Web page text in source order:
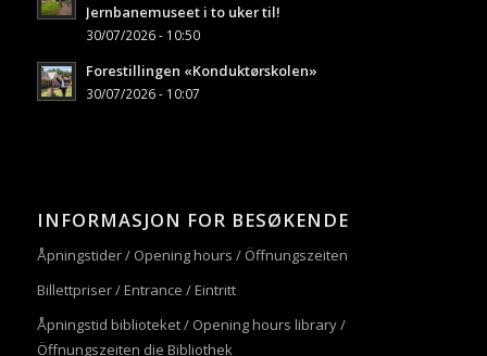
Jernbanemuseet i to uker til!
30/07/2026 - 10:50
Forestillingen «Konduktørskolen»
30/07/2026 - 10:07
INFORMASJON FOR BESØKENDE
Åpningstider / Opening hours / Öffnungszeiten
Billettpriser / Entrance / Eintritt
Åpningstid biblioteket / Opening hours library /
Öffnungszeiten die Bibliothek